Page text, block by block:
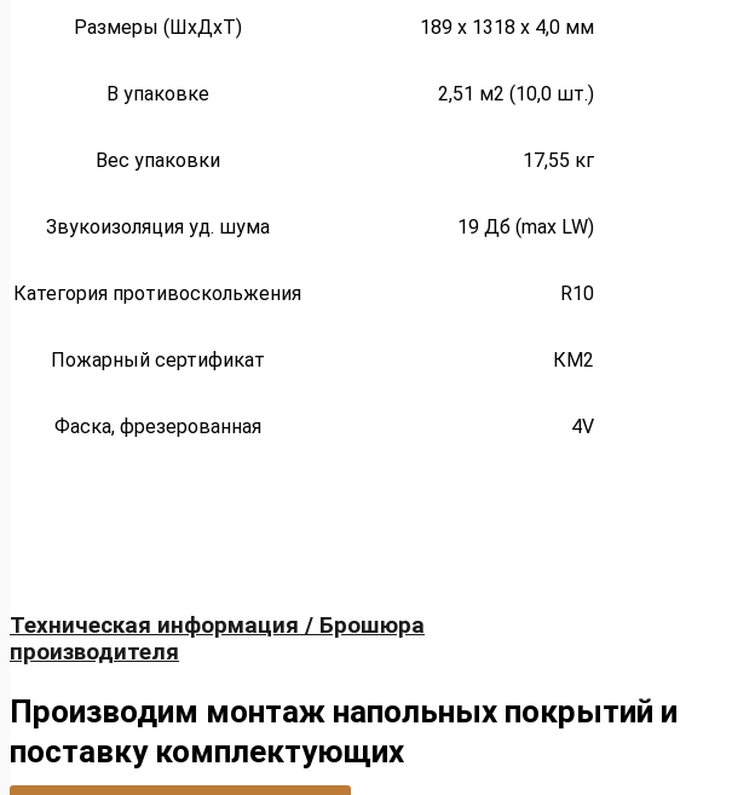
Размеры (ШxДxТ) 189 x 1318 x 4,0 мм
В упаковке 2,51 м2 (10,0 шт.)
Вес упаковки 17,55 кг
Звукоизоляция уд. шума 19 Дб (max LW)
Категория противоскольжения R10
Пожарный сертификат КМ2
Фаска, фрезерованная 4V
Техническая информация / Брошюра
производителя
Производим монтаж напольных покрытий и
поставку комплектующих